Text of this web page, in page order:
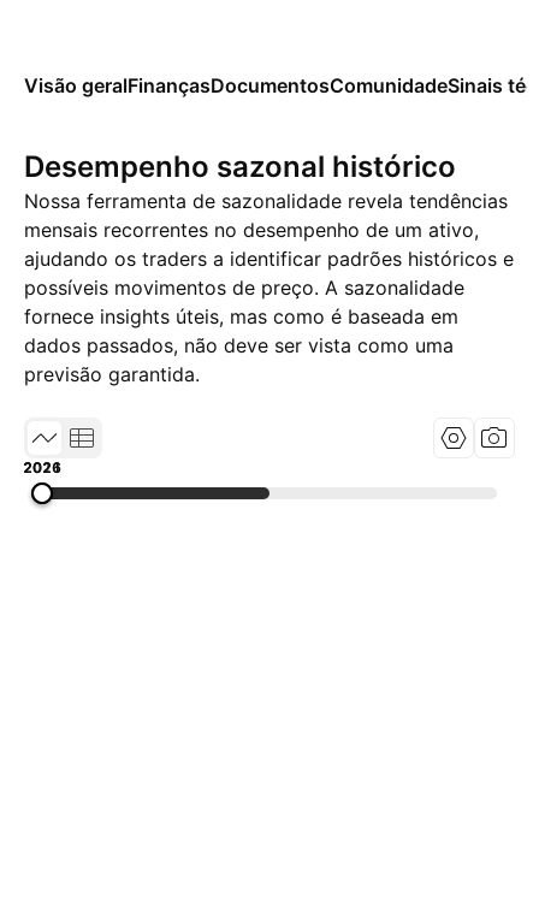
Visão geralFinançasDocumentosComunidadeSinais
Desempenho sazonal histórico
Nossa ferramenta de sazonalidade revela tendências
mensais recorrentes no desempenho de um ativo,
ajudando os traders a identificar padrões históricos e
possíveis movimentos de preço. A sazonalidade
fornece insights úteis, mas como é baseada em
dados passados, não deve ser vista como uma
previsão garantida.
2016
2021
2026